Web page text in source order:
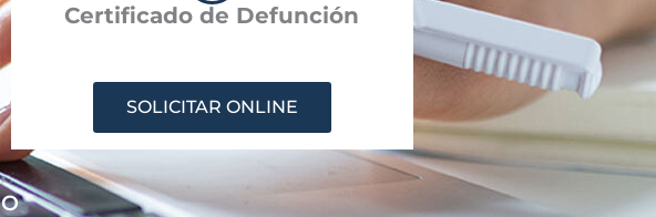
Certificado de Defunción
SOLICITAR ONLINE